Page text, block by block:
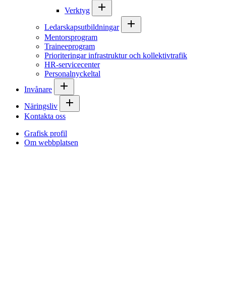
Verktyg
Ledarskapsutbildningar
Mentorsprogram
Traineeprogram
Prioriteringar infrastruktur och kollektivtrafik
HR-servicecenter
Personalnyckeltal
Invånare
Näringsliv
Kontakta oss
Grafisk profil
Om webbplatsen